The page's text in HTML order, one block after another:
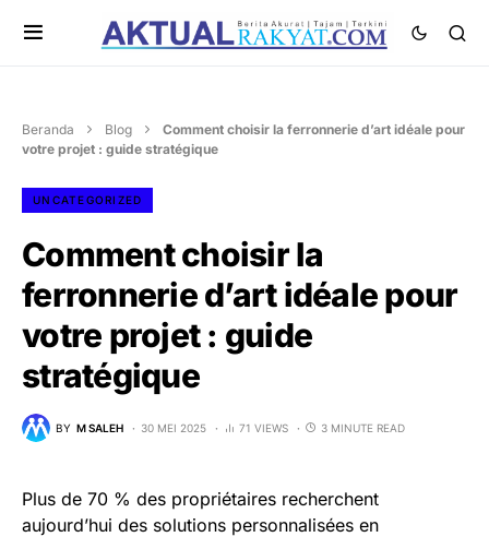
Beranda Blog
Comment choisir la ferronnerie d’art idéale pour
votre projet : guide stratégique
UNCATEGORIZED
Comment choisir la
ferronnerie d’art idéale pour
votre projet : guide
stratégique
BY M SALEH 30 MEI 2025 71 VIEWS 3 MINUTE READ
Plus de 70 % des propriétaires recherchent
aujourd’hui des solutions personnalisées en